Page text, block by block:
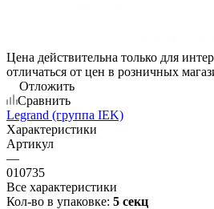
Цена действительна только для
отличаться от цен в розничных
Отложить
Сравнить
Legrand (группа IEK)
Характеристики
Артикул
—
010735
Все характеристики
Кол-во в упаковке: 5 секц